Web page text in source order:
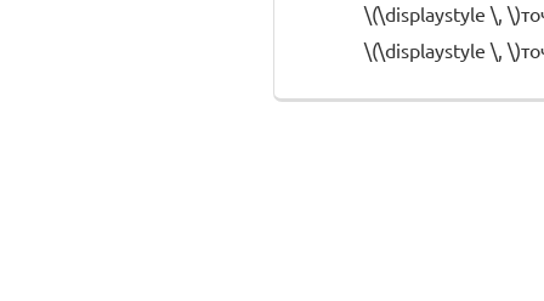
\(\displaystyle \,
\(\displaystyle \,